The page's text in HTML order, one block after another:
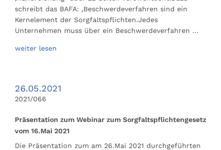
schreibt das BAFA: ‚Beschwerdeverfahren sind ein
Kernelement der Sorgfaltspflichten.Jedes
Unternehmen muss über ein Beschwerdeverfahren …
weiter lesen
26.05.2021
2021/066
Präsentation zum Webinar zum Sorgfaltspflichtengesetz
vom 16.Mai 2021
Die Präsentation zum am 26.Mai 2021 durchgeführten